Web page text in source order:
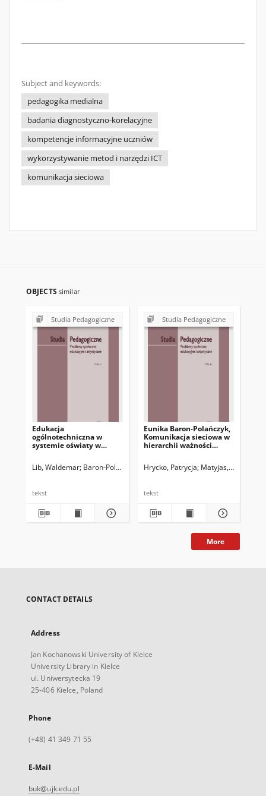
Subject and keywords:
pedagogika medialna
badania diagnostyczno-korelacyjne
kompetencje informacyjne uczniów
wykorzystywanie metod i narzędzi ICT
komunikacja sieciowa
OBJECTS similar
Studia Pedagogiczne
Edukacja
ogólnotechniczna w
systemie oświaty w
analfabetyzmu
Lib, Waldemar Baron-Polańczyk, Eunika Matyjas, Bożena. Red.
tekst
Studia Pedagogiczne
Eunika Baron-Polańczyk,
Komunikacja sieciowa w
hierarchii ważności
uczniów i nauczycieli
Hrycko, Patrycja Matyjas, Bożena.
tekst
More
CONTACT DETAILS
Address
Jan Kochanowski University of Kielce
University Library in Kielce
ul. Uniwersytecka 19
25-406 Kielce, Poland
Phone
(+48) 41 349 71 55
E-Mail
buk@ujk.edu.pl